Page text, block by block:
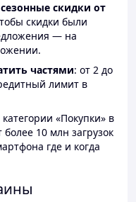
скидки от
скидки были
— на
частями: от 2 до
лимит в
«Покупки» в
10 млн загрузок
где и когда